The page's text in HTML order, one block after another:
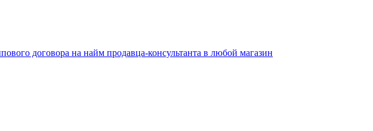
договора на найм продавца-консультанта в любой магазин